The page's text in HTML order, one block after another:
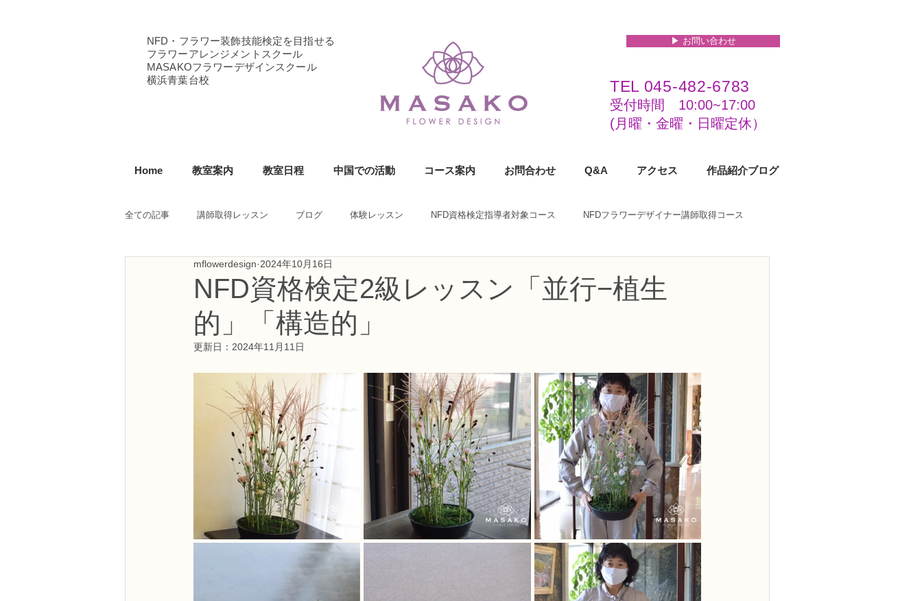
NFD・フラワー装飾技能検定を目指せる
フラワーアレンジメントスクール
MASAKOフラワーデザインスクール
横浜青葉台校
▶︎ お問い合わせ
TEL 045-482-6783
受付時間 10:00~17:00​​​
(​月曜・金曜・日曜定休）
Home 教室案内 教室日程 中国での活動 コース案内 お問合わせ Q&A アクセス 作品紹介ブログ
全ての記事 講師取得レッスン ブログ 体験レッスン NFD資格検定指導者対象コース NFDフラワーデザイナー講師取得コース
NFD講師研究科コース NFDフラワーデザイナー資格検定1級コース
NFDフラワーデザイナー資格検定3級コース フラワー装飾技能検定1級レッスン
フラワー装飾技能検定3級 趣味で楽しむフラワーレッスン アーティフィシャルフラワーコース 生花コース
NFDディプロマアーティフィシャルコース NFDディプロマウエディングコース NFDディプロマプリザーブドフラワーコース
NFDディプロマインドアガーデニングコース NFDベーシックマスターコース キッズフラワーレッス トピックス
教室からのお知らせ
NFD資格検定2級レッスン「並行−植生
的」「構造的」
mflowerdesign 2024年10月16日
更新日： 2024年11月11日